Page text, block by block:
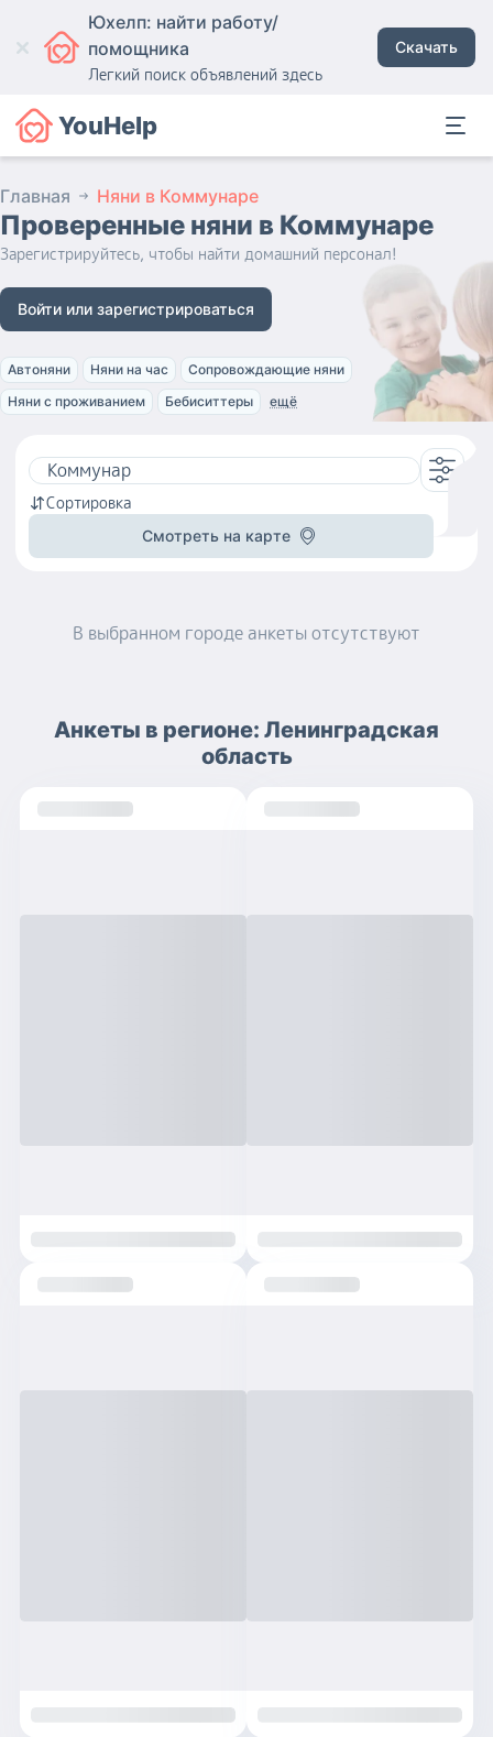
Юхелп: найти работу/
помощника
Легкий поиск объявлений здесь
Скачать
YouHelp
Главная Няни в Коммунаре
Проверенные няни в Коммунаре
Зарегистрируйтесь, чтобы найти домашний персонал!
Войти или зарегистрироваться
Автоняни Няни на час
Сопровождающие няни
Няни с проживанием
Бебиситтеры ещё
Сортировка
Смотреть на карте
В выбранном городе анкеты отсутствуют
Анкеты в регионе: Ленинградская
область